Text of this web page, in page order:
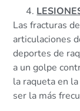
Las fracturas
articulaciones
deportes de
a un golpe
la raqueta en
ser la más